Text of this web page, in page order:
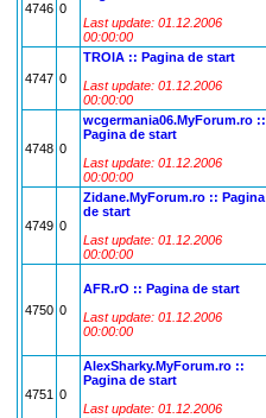
4746 0
Last update: 01.12.2006
00:00:00
4747 0
TROIA :: Pagina de start
Last update: 01.12.2006
00:00:00
4748 0
wcgermania06.MyForum.ro ::
Pagina de start
Last update: 01.12.2006
00:00:00
4749 0
Zidane.MyForum.ro :: Pagina
de start
Last update: 01.12.2006
00:00:00
4750 0
AFR.rO :: Pagina de start
Last update: 01.12.2006
00:00:00
4751 0
AlexSharky.MyForum.ro ::
Pagina de start
Last update: 01.12.2006